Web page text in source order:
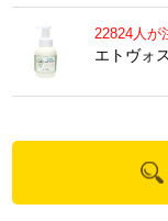
22824人が
エトヴォ